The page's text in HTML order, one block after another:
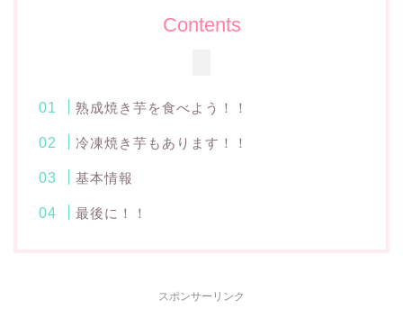
Contents
熟成焼き芋を食べよう！！
冷凍焼き芋もあります！！
基本情報
最後に！！
スポンサーリンク